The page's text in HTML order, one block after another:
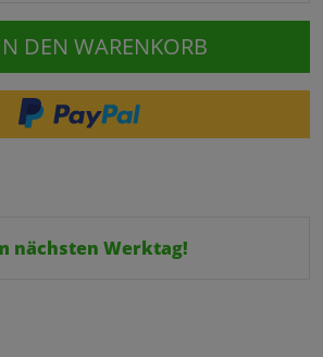
DEN WARENKORB
nächsten Werktag!